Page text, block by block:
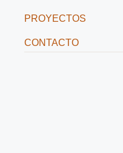
PROYECTOS
CONTACTO